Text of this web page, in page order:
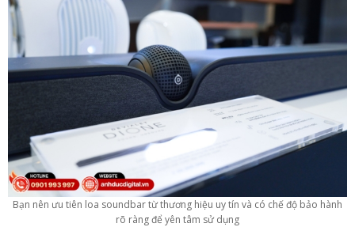
Bạn nên ưu tiên loa soundbar từ thương hiệu uy tín và có chế độ bảo hành
rõ ràng để yên tâm sử dụng